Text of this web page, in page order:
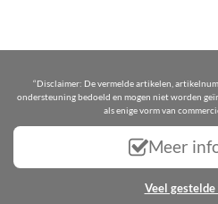
“Disclaimer: De vermelde artikelen,
ondersteuning bedoeld en mogen niet worden
als enige vorm van
Meer
Veel gestelde